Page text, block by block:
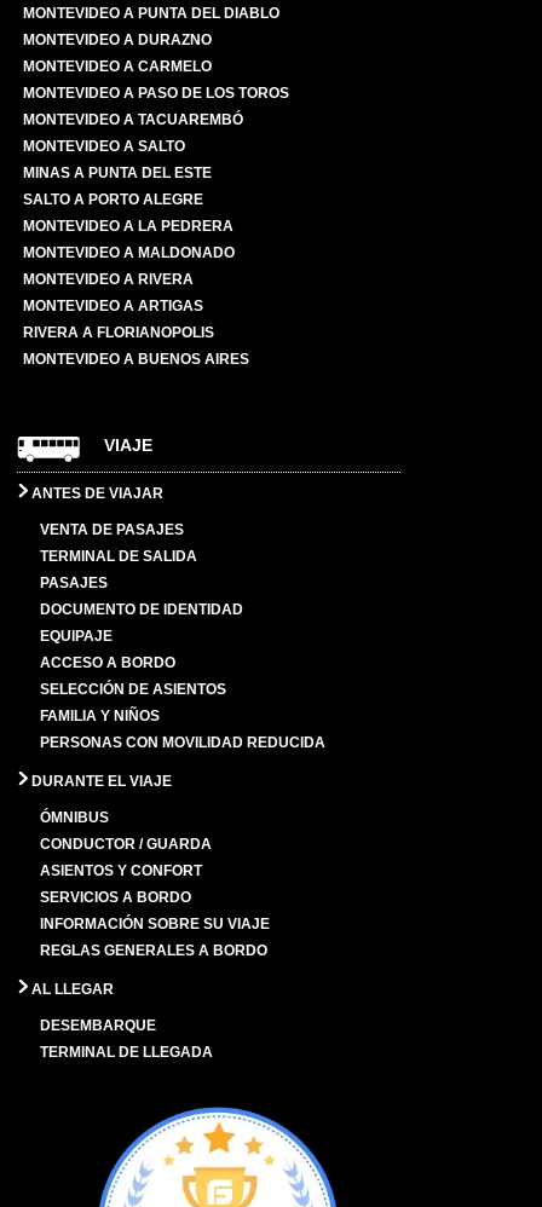
MONTEVIDEO A PUNTA DEL DIABLO
MONTEVIDEO A DURAZNO
MONTEVIDEO A CARMELO
MONTEVIDEO A PASO DE LOS TOROS
MONTEVIDEO A TACUAREMBÓ
MONTEVIDEO A SALTO
MINAS A PUNTA DEL ESTE
SALTO A PORTO ALEGRE
MONTEVIDEO A LA PEDRERA
MONTEVIDEO A MALDONADO
MONTEVIDEO A RIVERA
MONTEVIDEO A ARTIGAS
RIVERA A FLORIANOPOLIS
MONTEVIDEO A BUENOS AIRES
VIAJE
ANTES DE VIAJAR
VENTA DE PASAJES
TERMINAL DE SALIDA
PASAJES
DOCUMENTO DE IDENTIDAD
EQUIPAJE
ACCESO A BORDO
SELECCIÓN DE ASIENTOS
FAMILIA Y NIÑOS
PERSONAS CON MOVILIDAD REDUCIDA
DURANTE EL VIAJE
ÓMNIBUS
CONDUCTOR / GUARDA
ASIENTOS Y CONFORT
SERVICIOS A BORDO
INFORMACIÓN SOBRE SU VIAJE
REGLAS GENERALES A BORDO
AL LLEGAR
DESEMBARQUE
TERMINAL DE LLEGADA